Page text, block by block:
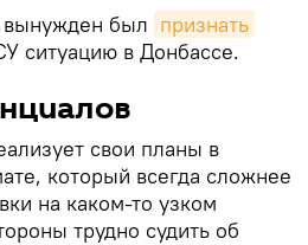
вынужден был признать
ситуацию в Донбассе.
свои планы в
который всегда сложнее
на каком-то узком
трудно судить об